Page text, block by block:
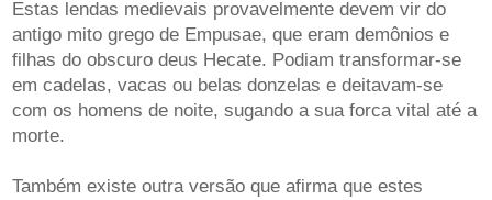
Estas lendas medievais provavelmente devem vir do
antigo mito grego de Empusae, que eram demônios e
filhas do obscuro deus Hecate. Podiam transformar-se
em cadelas, vacas ou belas donzelas e deitavam-se
com os homens de noite, sugando a sua forca vital até a
morte.
Também existe outra versão que afirma que estes